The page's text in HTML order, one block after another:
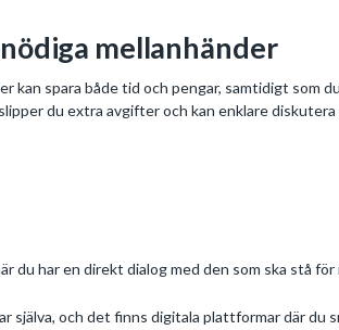
mellanhänder
kan spara både tid och pengar, samtidigt som
du extra avgifter och kan enklare
du har en direkt dialog med den som ska stå
själva, och det finns digitala plattformar där du